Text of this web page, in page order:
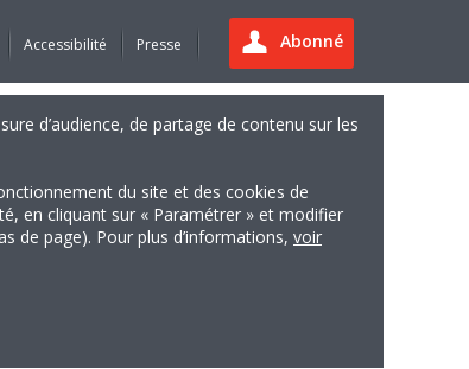
Abonné
Accessibilité Presse
d’audience, de partage de contenu sur les
du site et des cookies de
en cliquant sur « Paramétrer » et modifier
de page). Pour plus d’informations, voir